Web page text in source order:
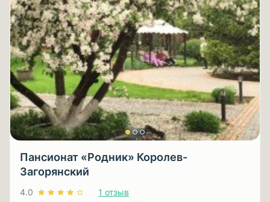
Пансионат «Родник» Королев-
Загорянский
4.0 1 отзыв